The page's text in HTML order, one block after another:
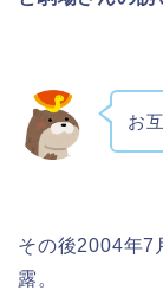
お
その後2004年7
露。